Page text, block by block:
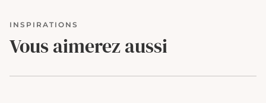
INSPIRATIONS
Vous aimerez aussi